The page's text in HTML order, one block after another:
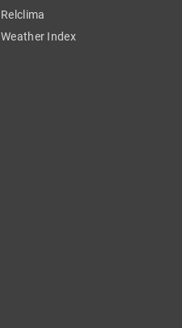
Relclima
Weather Index